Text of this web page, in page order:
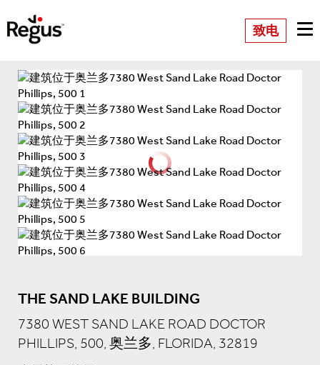
致电
THE SAND LAKE BUILDING
7380 WEST SAND LAKE ROAD DOCTOR
PHILLIPS, 500, 奥兰多, FLORIDA, 32819